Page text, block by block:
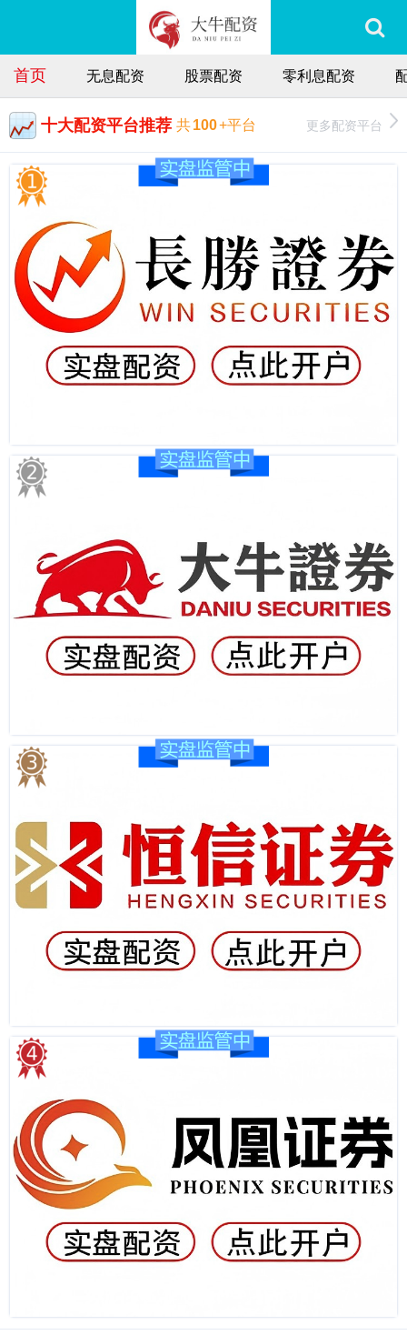
首页 无息配资 股票配资 零利息配资
十大配资平台推荐 共100+平台 更多配资平台